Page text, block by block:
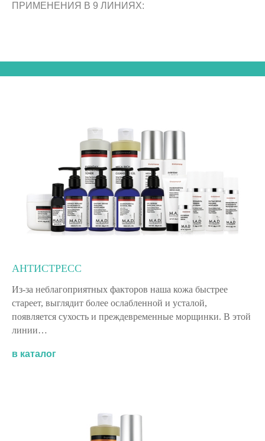
ПРИМЕНЕНИЯ В 9 ЛИНИЯХ:
АНТИСТРЕСС
Из-за неблагоприятных факторов наша кожа быстрее
стареет, выглядит более ослабленной и усталой,
появляется сухость и преждевременные морщинки. В этой
линии…
в каталог